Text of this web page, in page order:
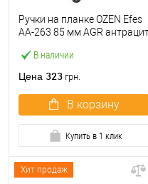
В наличии
Ручки на планке OZEN Efes
AA-263 85 мм AGR
Цена 323 грн.
В корзину
Купить в 1 клик
Хит продаж